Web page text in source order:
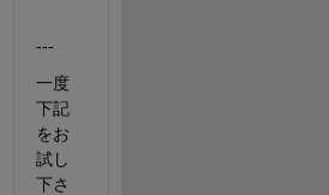
---
一度
下記
をお
試し
下さ